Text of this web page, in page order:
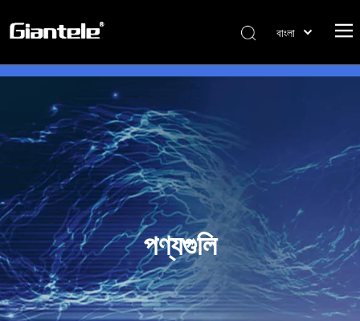
বাংলা
Tiếng Việt
Pусский
العربية
简体中文
English
পণ্যগুলি